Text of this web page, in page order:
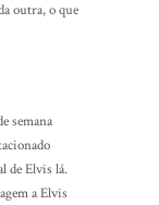
outra, o que
semana
de Elvis lá.
a Elvis